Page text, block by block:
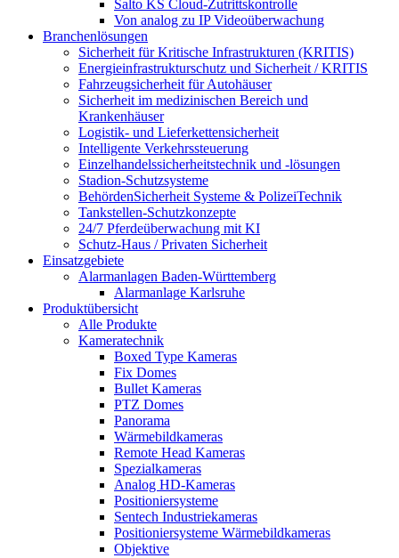
Salto KS Cloud-Zutrittskontrolle
Von analog zu IP Videoüberwachung
Branchenlösungen
Sicherheit für Kritische Infrastrukturen (KRITIS)
Energieinfrastrukturschutz und Sicherheit / KRITIS
Fahrzeugsicherheit für Autohäuser
Sicherheit im medizinischen Bereich und
Krankenhäuser
Logistik- und Lieferkettensicherheit
Intelligente Verkehrssteuerung
Einzelhandelssicherheitstechnik und -lösungen
Stadion-Schutzsysteme
BehördenSicherheit Systeme & PolizeiTechnik
Tankstellen-Schutzkonzepte​
24/7 Pferdeüberwachung mit KI
Schutz-Haus / Privaten Sicherheit
Einsatzgebiete
Alarmanlagen Baden-Württemberg
Alarmanlage Karlsruhe
Produktübersicht
Alle Produkte
Kameratechnik
Boxed Type Kameras
Fix Domes
Bullet Kameras
PTZ Domes
Panorama
Wärmebildkameras
Remote Head Kameras
Spezialkameras
Analog HD-Kameras
Positioniersysteme
Sentech Industriekameras
Positioniersysteme Wärmebildkameras
Objektive